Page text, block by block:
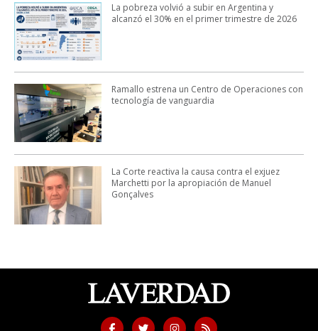
La pobreza volvió a subir en Argentina y
alcanzó el 30% en el primer trimestre de 2026
Ramallo estrena un Centro de Operaciones con
tecnología de vanguardia
La Corte reactiva la causa contra el exjuez
Marchetti por la apropiación de Manuel
Gonçalves